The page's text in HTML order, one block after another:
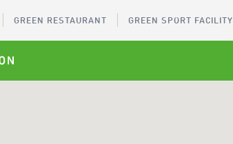
GREEN RESTAURANT GREEN SPORT FACILITY